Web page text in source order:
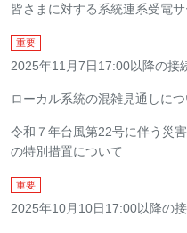
皆さまに対する系統連系受電
重要
2025年11月7日17:00以降の接
ローカル系統の混雑見通しにつ
令和７年台風第22号に伴う災
の特別措置について
重要
2025年10月10日17:00以降の